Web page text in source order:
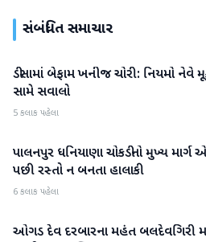
સંબંધિત સમાચાર
બનાસકાંઠા
ડીસામાં બેફામ ખનીજ ચોરી: નિયમો નેવે
સામે સવાલો
5 કલાક પહેલા
બનાસકાંઠા
પાલનપુર ધનિયાણા ચોકડીનો મુખ્ય
પછી રસ્તો ન બનતા હાલાકી
6 કલાક પહેલા
બનાસકાંઠા
ઓગડ દેવ દરબારના મહંત બલદેવગિરી